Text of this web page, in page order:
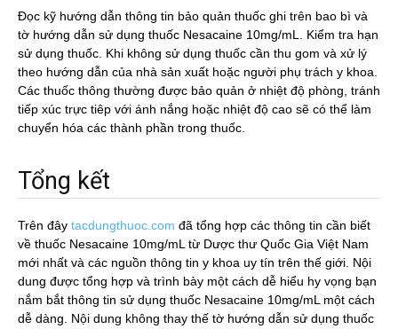
Đọc kỹ hướng dẫn thông tin bảo quản thuốc ghi trên bao bì và
tờ hướng dẫn sử dụng thuốc Nesacaine 10mg/mL. Kiểm tra hạn
sử dụng thuốc. Khi không sử dụng thuốc cần thu gom và xử lý
theo hướng dẫn của nhà sản xuất hoặc người phụ trách y khoa.
Các thuốc thông thường được bảo quản ở nhiệt độ phòng, tránh
tiếp xúc trực tiêp với ánh nắng hoặc nhiệt độ cao sẽ có thể làm
chuyển hóa các thành phần trong thuốc.
Tổng kết
Trên đây tacdungthuoc.com đã tổng hợp các thông tin cần biết
về thuốc Nesacaine 10mg/mL từ Dược thư Quốc Gia Việt Nam
mới nhất và các nguồn thông tin y khoa uy tín trên thế giới. Nội
dung được tổng hợp và trình bày một cách dễ hiểu hy vọng bạn
nắm bắt thông tin sử dụng thuốc Nesacaine 10mg/mL một cách
dễ dàng. Nội dung không thay thế tờ hướng dẫn sử dụng thuốc